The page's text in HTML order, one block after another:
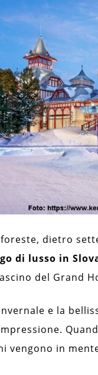
dietro
di lusso in
del Grand
e la
vengono in